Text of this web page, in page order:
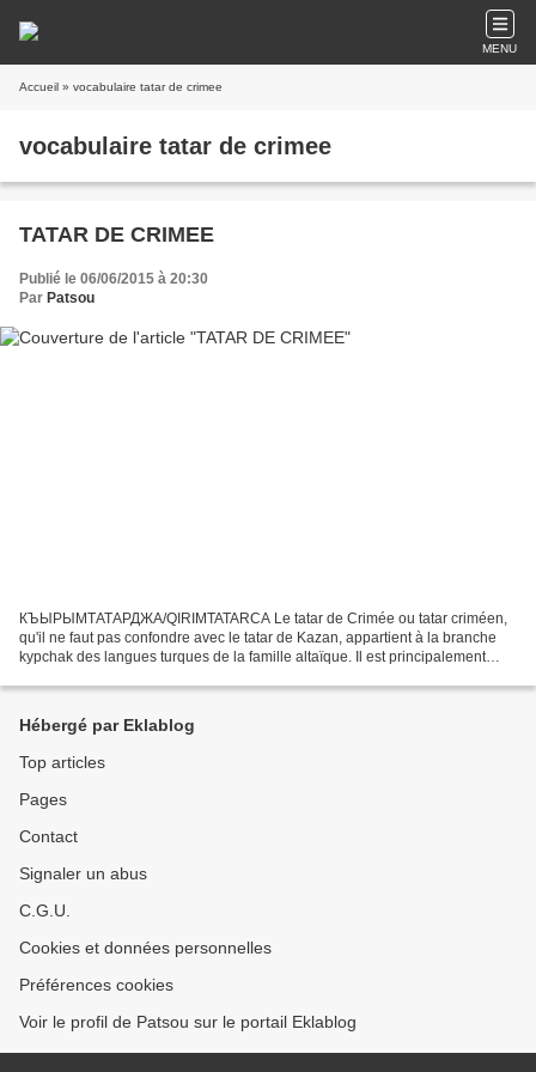
MENU
Accueil » vocabulaire tatar de crimee
vocabulaire tatar de crimee
TATAR DE CRIMEE
Publié le 06/06/2015 à 20:30
Par Patsou
КЪЫРЫМТАТАРДЖА/QIRIMTATARCA Le tatar de Crimée ou tatar criméen,
qu'il ne faut pas confondre avec le tatar de Kazan, appartient à la branche
kypchak des langues turques de la famille altaïque. Il est principalement
Hébergé par Eklablog
Top articles
Pages
Contact
Signaler un abus
C.G.U.
Cookies et données personnelles
Préférences cookies
Voir le profil de Patsou sur le portail Eklablog